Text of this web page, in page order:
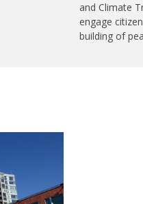
and Climate
engage
building of